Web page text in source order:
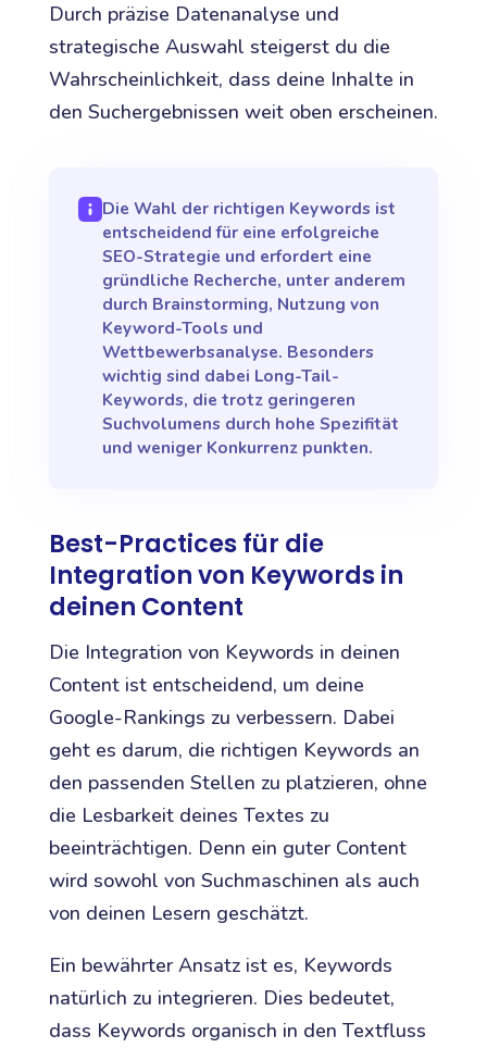
Durch präzise Datenanalyse und
strategische Auswahl steigerst du die
Wahrscheinlichkeit, dass deine Inhalte in
den Suchergebnissen weit oben erscheinen.
Die Wahl der richtigen Keywords ist
entscheidend für eine erfolgreiche
SEO-Strategie und erfordert eine
gründliche Recherche, unter anderem
durch Brainstorming, Nutzung von
Keyword-Tools und
Wettbewerbsanalyse. Besonders
wichtig sind dabei Long-Tail-
Keywords, die trotz geringeren
Suchvolumens durch hohe Spezifität
und weniger Konkurrenz punkten.
Best-Practices für die
Integration von Keywords in
deinen Content
Die Integration von Keywords in deinen
Content ist entscheidend, um deine
Google-Rankings zu verbessern. Dabei
geht es darum, die richtigen Keywords an
den passenden Stellen zu platzieren, ohne
die Lesbarkeit deines Textes zu
beeinträchtigen. Denn ein guter Content
wird sowohl von Suchmaschinen als auch
von deinen Lesern geschätzt.
Ein bewährter Ansatz ist es, Keywords
natürlich zu integrieren. Dies bedeutet,
dass Keywords organisch in den Textfluss